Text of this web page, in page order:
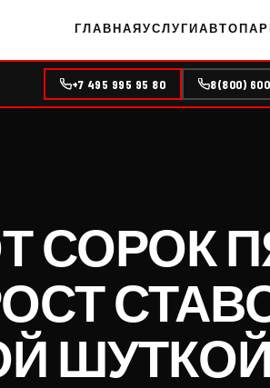
ГЛАВНАЯУСЛУГИ
+7 495 995 95 80 8(800)
СОРОК
ШУТКОЙ